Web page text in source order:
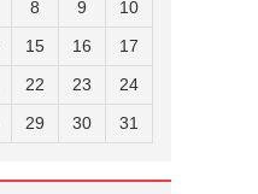
8 9
10
15 16
17
22 23
24
29 30 31